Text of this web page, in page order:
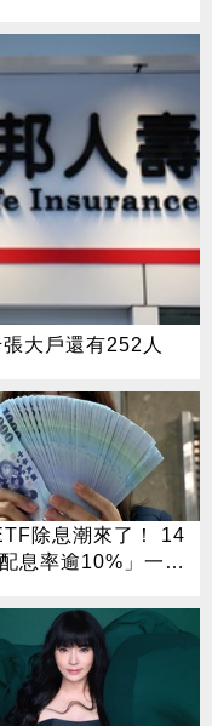
大戶還有252人
除息潮來了！ 14
息率逾10%」一次